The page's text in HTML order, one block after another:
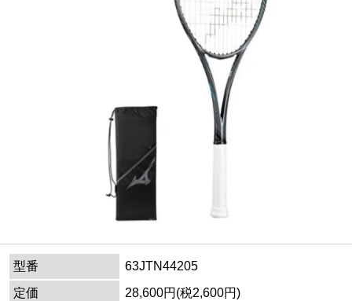
型番
63JTN44205
定価
28,600円(税2,600円)